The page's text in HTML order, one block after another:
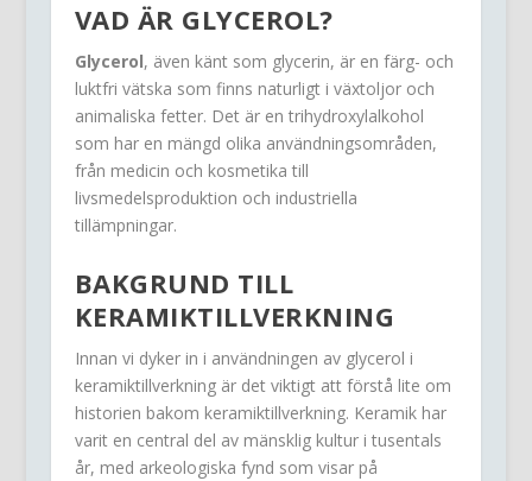
VAD ÄR GLYCEROL?
Glycerol, även känt som glycerin, är en färg- och
luktfri vätska som finns naturligt i växtoljor och
animaliska fetter. Det är en trihydroxylalkohol
som har en mängd olika användningsområden,
från medicin och kosmetika till
livsmedelsproduktion och industriella
tillämpningar.
BAKGRUND TILL
KERAMIKTILLVERKNING
Innan vi dyker in i användningen av glycerol i
keramiktillverkning är det viktigt att förstå lite om
historien bakom keramiktillverkning. Keramik har
varit en central del av mänsklig kultur i tusentals
år, med arkeologiska fynd som visar på